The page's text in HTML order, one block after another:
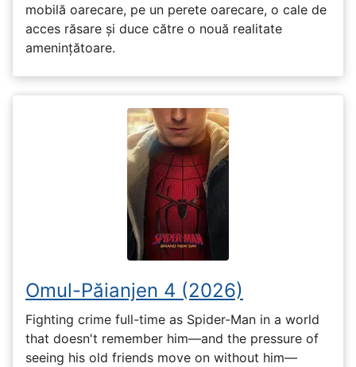
mobilă oarecare, pe un perete oarecare, o cale de
acces răsare și duce către o nouă realitate
amenințătoare.
Omul-Păianjen 4 (2026)
Fighting crime full-time as Spider-Man in a world
that doesn't remember him—and the pressure of
seeing his old friends move on without him—